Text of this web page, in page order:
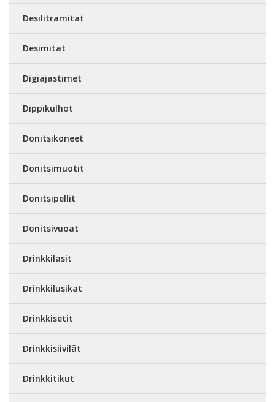
Desilitramitat
Desimitat
Digiajastimet
Dippikulhot
Donitsikoneet
Donitsimuotit
Donitsipellit
Donitsivuoat
Drinkkilasit
Drinkkilusikat
Drinkkisetit
Drinkkisiivilät
Drinkkitikut